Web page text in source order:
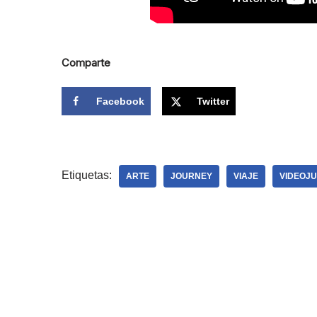
Comparte
Facebook Twitter
Etiquetas: ARTE JOURNEY VIAJE